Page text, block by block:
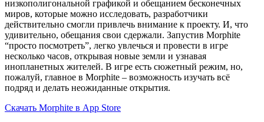
низкополигональной графикой и обещанием бесконечных
миров, которые можно исследовать, разработчики
действительно смогли привлечь внимание к проекту. И, что
удивительно, обещания свои сдержали. Запустив Morphite
“просто посмотреть”, легко увлечься и провести в игре
несколько часов, открывая новые земли и узнавая
инопланетных жителей. В игре есть сюжетный режим, но,
пожалуй, главное в Morphite – возможность изучать всё
подряд и делать неожиданные открытия.
Скачать Morphite в App Store